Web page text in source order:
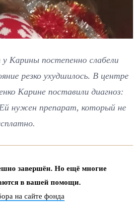
Карины постепенно слабели
резко ухудшилось. В центре
Карине поставили диагноз:
нужен препарат, который не
завершён. Но ещё многие
в вашей помощи.
на сайте фонда